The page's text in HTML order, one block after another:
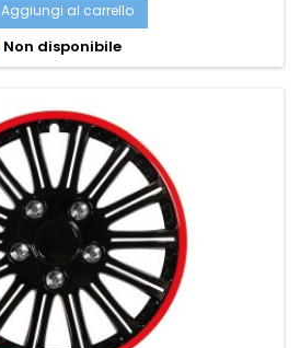
Aggiungi al carrello
Non disponibile